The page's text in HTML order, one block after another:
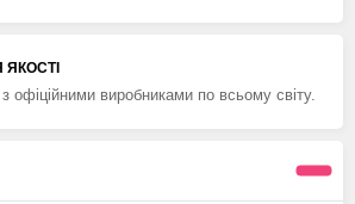
ЯКОСТІ
офіційними виробниками по всьому світу.